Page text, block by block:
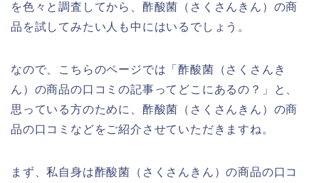
を色々と調査してから、酢酸菌（さくさんきん）の商
品を試してみたい人も中にはいるでしょう。
なので、こちらのページでは「酢酸菌（さくさんき
ん）の商品の口コミの記事ってどこにあるの？」と、
思っている方のために、酢酸菌（さくさんきん）の商
品の口コミなどをご紹介させていただきますね。
まず、私自身は酢酸菌（さくさんきん）の商品の口コ